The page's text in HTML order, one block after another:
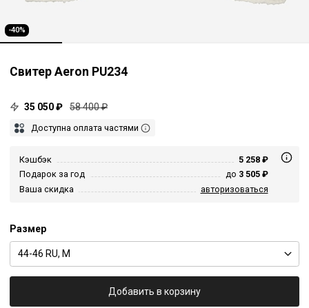
-40%
Свитер Aeron PU234
35 050 ₽ 58 400 ₽
Доступна оплата частями
Кэшбэк
5 258 ₽
Подарок за год
до 3 505 ₽
Ваша скидка
авторизоваться
Размер
44-46 RU, M
Добавить в корзину